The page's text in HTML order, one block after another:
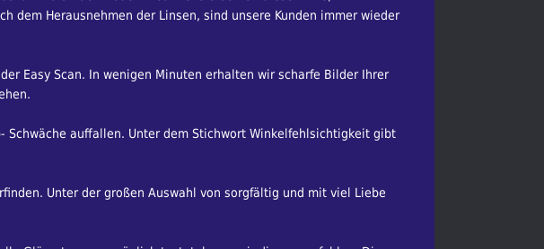
dem Herausnehmen der Linsen, sind unsere Kunden immer wieder
Easy Scan. In wenigen Minuten erhalten wir scharfe Bilder Ihrer
Schwäche auffallen. Unter dem Stichwort Winkelfehlsichtigkeit gibt
Unter der großen Auswahl von sorgfältig und mit viel Liebe